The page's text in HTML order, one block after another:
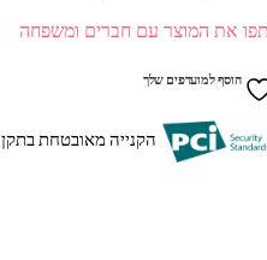
את המוצר עם חברים ומשפחה
הוסף למועדפים שלך
הקנייה מאובטחת בתקן